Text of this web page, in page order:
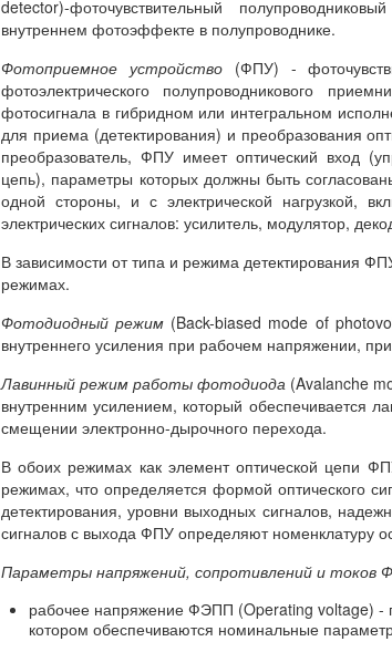
detector)-фоточувствительный
внутреннем фотоэффекте в полупроводнике.
Фотоприемное устройство (ФПУ) -
фотоэлектрического полупроводникового
фотосигнала в гибридном или интегральном
для приема (детектирования) и преобразования
преобразователь, ФПУ имеет оптический вход
цепь), параметры которых должны быть
одной стороны, и с электрической нагрузкой,
электрических сигналов: усилитель, модулятор,
В зависимости от типа и режима детектирования
режимах.
Фотодиодный режим (Back-biased mode of
внутреннего усиления при рабочем напряжении,
Лавинный режим работы фотодиода (Avalanche
внутренним усилением, который обеспечивается
смещении электронно-дырочного перехода.
В обоих режимах как элемент оптической цепи
режимах, что определяется формой оптического
детектирования, уровни выходных сигналов,
сигналов с выхода ФПУ определяют номенклатуру
Параметры напряжений, сопротивлений и токов
рабочее напряжение ФЭПП (Operating voltage)
котором обеспечиваются номинальные